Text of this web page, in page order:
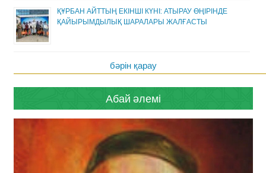
ҚҰРБАН АЙТТЫҢ ЕКІНШІ КҮНІ: АТЫРАУ ӨҢІРІНДЕ
ҚАЙЫРЫМДЫЛЫҚ ШАРАЛАРЫ ЖАЛҒАСТЫ
бәрін қарау
Абай әлемі